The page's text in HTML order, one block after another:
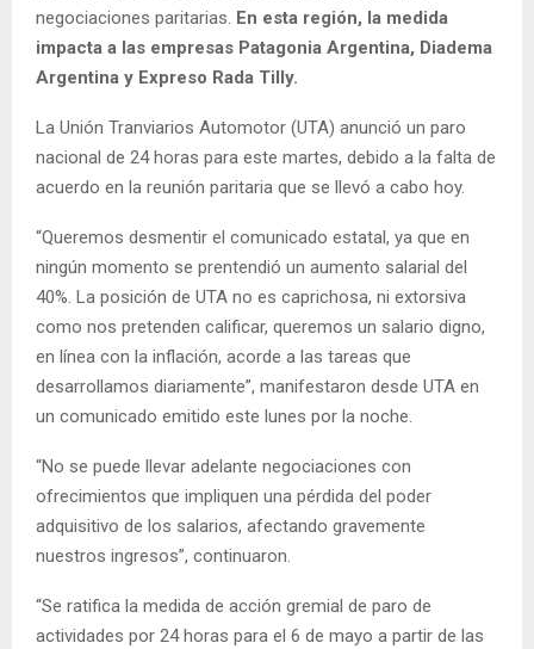
negociaciones paritarias. En esta región, la medida
impacta a las empresas Patagonia Argentina, Diadema
Argentina y Expreso Rada Tilly.
La Unión Tranviarios Automotor (UTA) anunció un paro
nacional de 24 horas para este martes, debido a la falta de
acuerdo en la reunión paritaria que se llevó a cabo hoy.
“Queremos desmentir el comunicado estatal, ya que en
ningún momento se prentendió un aumento salarial del
40%. La posición de UTA no es caprichosa, ni extorsiva
como nos pretenden calificar, queremos un salario digno,
en línea con la inflación, acorde a las tareas que
desarrollamos diariamente”, manifestaron desde UTA en
un comunicado emitido este lunes por la noche.
“No se puede llevar adelante negociaciones con
ofrecimientos que impliquen una pérdida del poder
adquisitivo de los salarios, afectando gravemente
nuestros ingresos”, continuaron.
“Se ratifica la medida de acción gremial de paro de
actividades por 24 horas para el 6 de mayo a partir de las